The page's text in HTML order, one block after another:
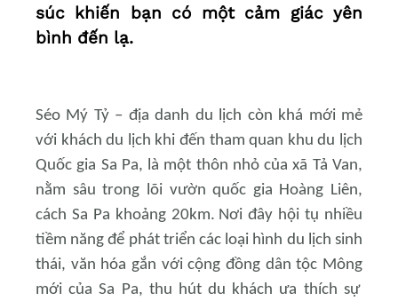
súc khiến bạn có một cảm giác yên
bình đến lạ.
Séo Mý Tỷ – địa danh du lịch còn khá mới mẻ
với khách du lịch khi đến tham quan khu du lịch
Quốc gia Sa Pa, là một thôn nhỏ của xã Tả Van,
nằm sâu trong lõi vườn quốc gia Hoàng Liên,
cách Sa Pa khoảng 20km. Nơi đây hội tụ nhiều
tiềm năng để phát triển các loại hình du lịch sinh
thái, văn hóa gắn với cộng đồng dân tộc Mông
mới của Sa Pa, thu hút du khách ưa thích sự